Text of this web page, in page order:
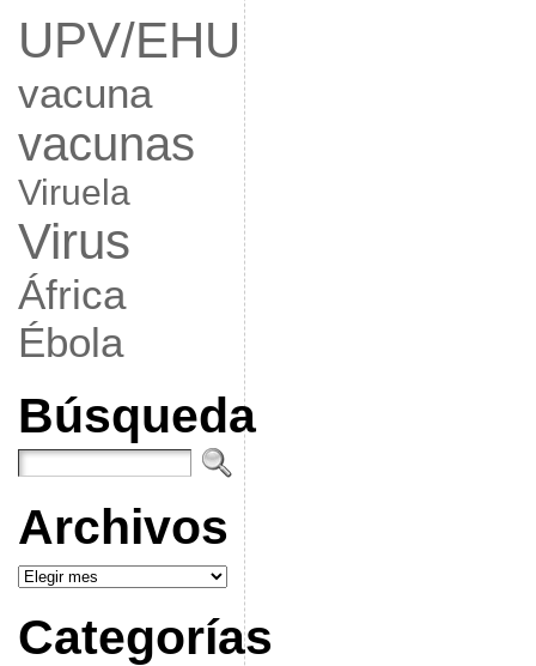
UPV/EHU
vacuna
vacunas
Viruela
Virus
África
Ébola
Búsqueda
Archivos
Archivos
Categorías